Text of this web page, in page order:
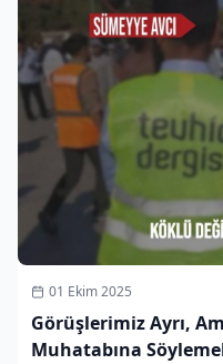
01 Ekim 2025
Görüşlerimiz Ayrı,
Muhatabına